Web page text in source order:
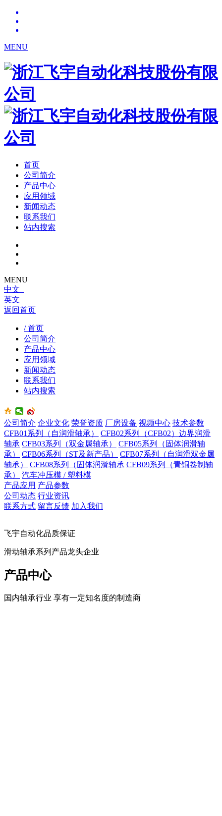
MENU
首页
公司简介
产品中心
应用领域
新闻动态
联系我们
站内搜索
MENU
中文
英文
返回首页
/ 首页
公司简介
产品中心
应用领域
新闻动态
联系我们
站内搜索
公司简介 企业文化 荣誉资质 厂房设备 视频中心 技术参数
CFB01系列（自润滑轴承）
CFB02系列（CFB02）边界润滑
轴承 CFB03系列（双金属轴承）
CFB05系列（固体润滑轴
承）
CFB06系列（ST及新产品）
CFB07系列（自润滑双金属
轴承）
CFB08系列（固体润滑轴承 CFB09系列（青铜卷制轴
承）
汽车冲压模 / 塑料模
产品应用 产品参数
公司动态 行业资讯
联系方式 留言反馈 加入我们
飞宇自动化品质保证
滑动轴承系列产品龙头企业
产品中心
国内轴承行业 享有一定知名度的制造商